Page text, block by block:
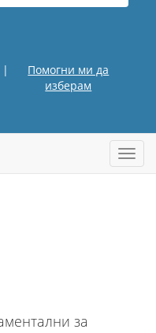
|
Помогни ми да
изберам
ја
за